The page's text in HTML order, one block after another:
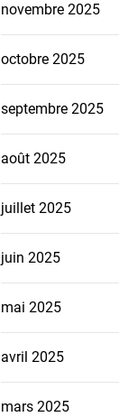
novembre 2025
octobre 2025
septembre 2025
août 2025
juillet 2025
juin 2025
mai 2025
avril 2025
mars 2025